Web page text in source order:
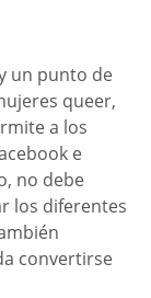
un punto de
queer,
a los
e
no debe
los diferentes
convertirse